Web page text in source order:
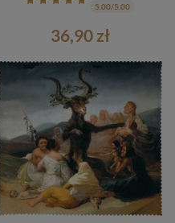
5.00/5.00
36,90 zł